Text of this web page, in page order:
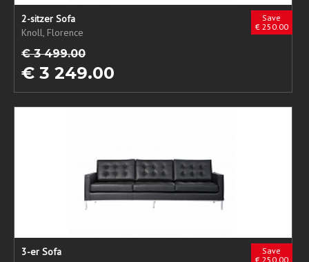
Save
€ 250.00
2-sitzer Sofa
Knoll, Florence
€ 3 499.00
€ 3 249.00
Save
€ 250.00
3-er Sofa